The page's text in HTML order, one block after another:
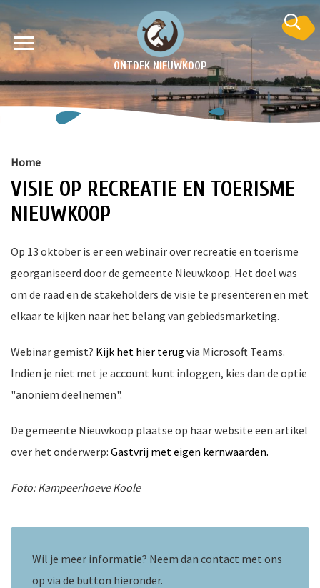
ONTDEK NIEUWKOOP
Home
VISIE OP RECREATIE EN TOERISME
NIEUWKOOP
Op 13 oktober is er een webinair over recreatie en toerisme
georganiseerd door de gemeente Nieuwkoop. Het doel was
om de raad en de stakeholders de visie te presenteren en met
elkaar te kijken naar het belang van gebiedsmarketing.
Webinar gemist? Kijk het hier terug via Microsoft Teams.
Indien je niet met je account kunt inloggen, kies dan de optie
"anoniem deelnemen".
De gemeente Nieuwkoop plaatse op haar website een artikel
over het onderwerp: Gastvrij met eigen kernwaarden.
Foto: Kampeerhoeve Koole
Wil je meer informatie? Neem dan contact met ons
op via de button hieronder.